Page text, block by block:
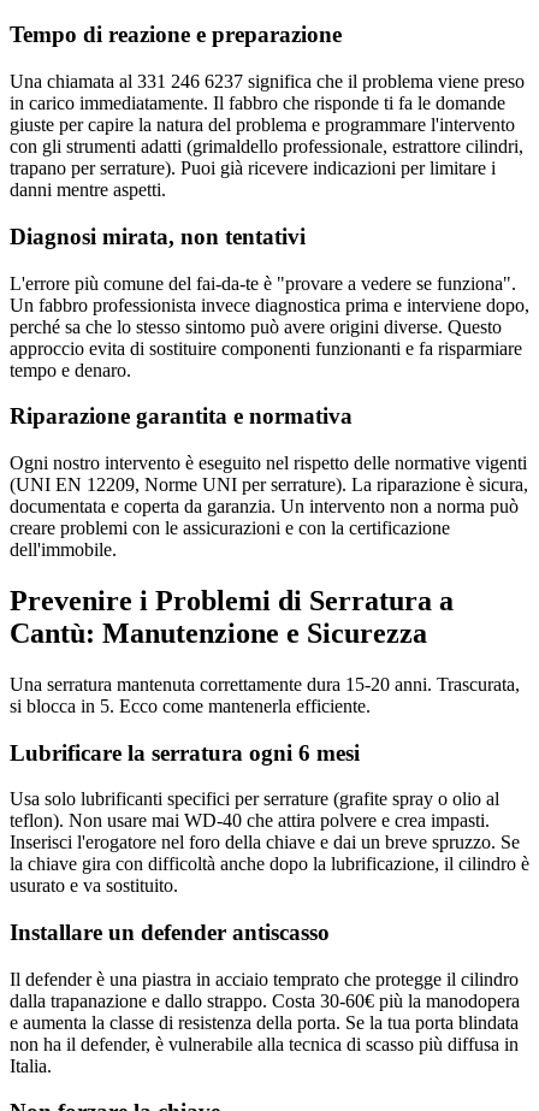
Tempo di reazione e preparazione
Una chiamata al 331 246 6237 significa che il problema viene preso
in carico immediatamente. Il fabbro che risponde ti fa le domande
giuste per capire la natura del problema e programmare l'intervento
con gli strumenti adatti (grimaldello professionale, estrattore cilindri,
trapano per serrature). Puoi già ricevere indicazioni per limitare i
danni mentre aspetti.
Diagnosi mirata, non tentativi
L'errore più comune del fai-da-te è "provare a vedere se funziona".
Un fabbro professionista invece diagnostica prima e interviene dopo,
perché sa che lo stesso sintomo può avere origini diverse. Questo
approccio evita di sostituire componenti funzionanti e fa risparmiare
tempo e denaro.
Riparazione garantita e normativa
Ogni nostro intervento è eseguito nel rispetto delle normative vigenti
(UNI EN 12209, Norme UNI per serrature). La riparazione è sicura,
documentata e coperta da garanzia. Un intervento non a norma può
creare problemi con le assicurazioni e con la certificazione
dell'immobile.
Prevenire i Problemi di Serratura a
Cantù: Manutenzione e Sicurezza
Una serratura mantenuta correttamente dura 15-20 anni. Trascurata,
si blocca in 5. Ecco come mantenerla efficiente.
Lubrificare la serratura ogni 6 mesi
Usa solo lubrificanti specifici per serrature (grafite spray o olio al
teflon). Non usare mai WD-40 che attira polvere e crea impasti.
Inserisci l'erogatore nel foro della chiave e dai un breve spruzzo. Se
la chiave gira con difficoltà anche dopo la lubrificazione, il cilindro è
usurato e va sostituito.
Installare un defender antiscasso
Il defender è una piastra in acciaio temprato che protegge il cilindro
dalla trapanazione e dallo strappo. Costa 30-60€ più la manodopera
e aumenta la classe di resistenza della porta. Se la tua porta blindata
non ha il defender, è vulnerabile alla tecnica di scasso più diffusa in
Italia.